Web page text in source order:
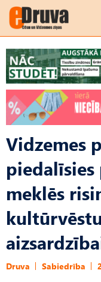
Vidzemes
meklēs
Druva Sabiedrība